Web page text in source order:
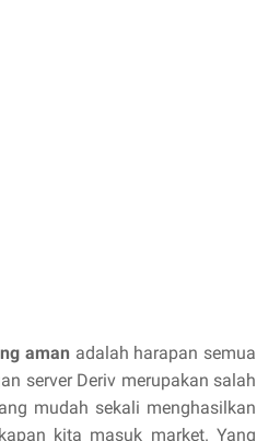
aman adalah harapan semua
server Deriv merupakan salah
mudah sekali menghasilkan
kita masuk market. Yang